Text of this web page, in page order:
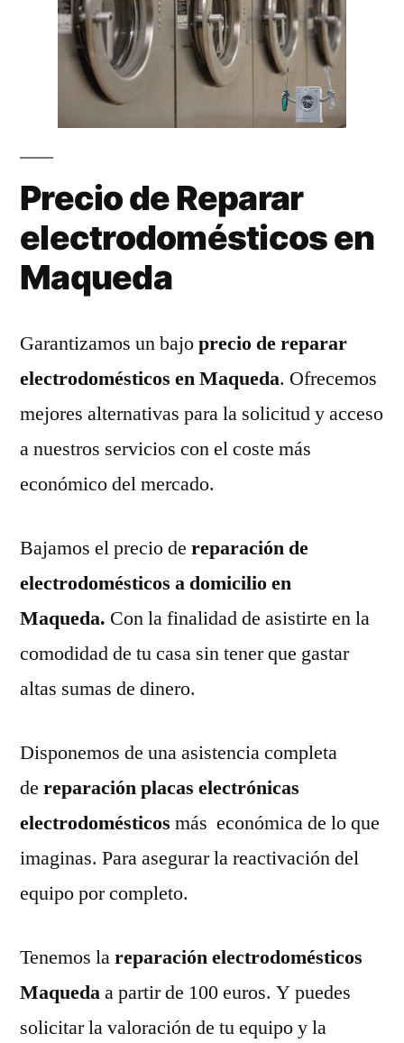
Precio de Reparar
electrodomésticos en
Maqueda
Garantizamos un bajoprecio de reparar
electrodomésticos en Maqueda. Ofrecemos
mejores alternativas para la solicitud y acceso
a nuestros servicios con el coste más
económico del mercado.
Bajamos el precio de reparación de
electrodomésticos a domicilio en
Maqueda. Con la finalidad de asistirte en la
comodidad de tu casa sin tener que gastar
altas sumas de dinero.
Disponemos de una asistencia completa
de reparación placas electrónicas
electrodomésticos más económica de lo que
imaginas. Para asegurar la reactivación del
equipo por completo.
Tenemos lareparación electrodomésticos
Maquedaa partir de 100 euros. Y puedes
solicitar la valoración de tu equipo y la